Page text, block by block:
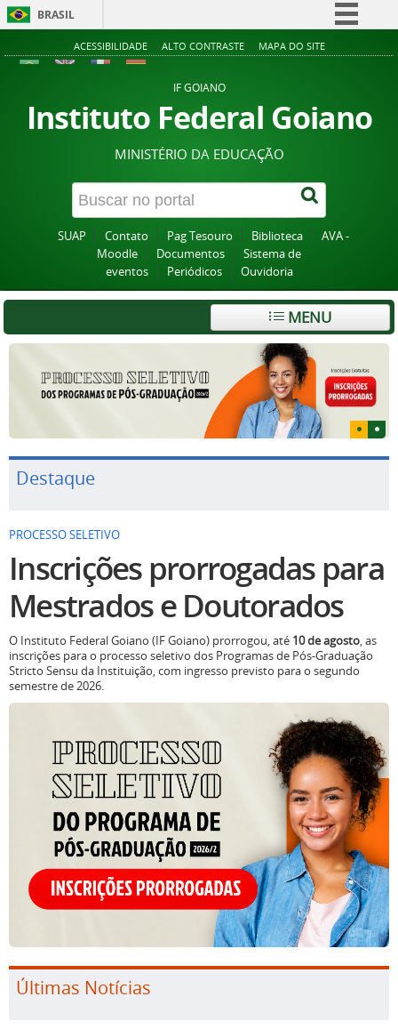
BRASIL
Simplifique!
Acesso à informação
Legislação
Canais
ACESSIBILIDADE ALTO CONTRASTE MAPA DO SITE
IF GOIANO
Instituto Federal Goiano
MINISTÉRIO DA EDUCAÇÃO
SUAP Contato Pag Tesouro Biblioteca
AVA -
Moodle
Documentos
Sistema de
eventos
Periódicos Ouvidoria
MENU
Destaque
PROCESSO SELETIVO
Inscrições prorrogadas para
Mestrados e Doutorados
O Instituto Federal Goiano (IF Goiano) prorrogou, até 10 de agosto, as
inscrições para o processo seletivo dos Programas de Pós-Graduação
Stricto Sensu da Instituição, com ingresso previsto para o segundo
semestre de 2026.
Últimas Notícias